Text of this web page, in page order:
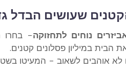
שעושים הבדל
נוחים לתחזוקה– בחרו
הבית במיליון פסלונים קטנים.
אוהבים לשאוב – המעיטו